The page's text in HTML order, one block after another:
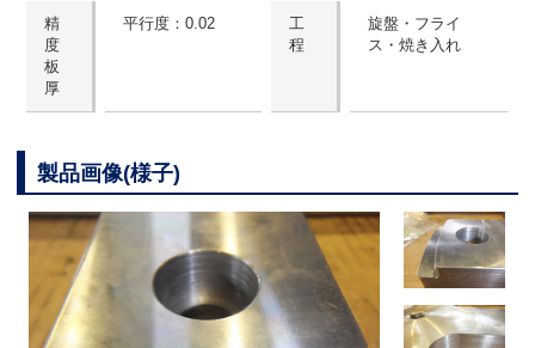
精
度
板
厚
平行度：0.02
工
程
旋盤・フライ
ス・焼き入れ
製品画像(様子)